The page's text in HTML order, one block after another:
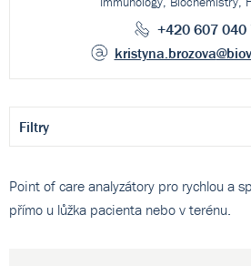
+420 607 040
kristyna.brozova
Filtry
Point of care analyzátory pro rychlou a
přímo u lůžka pacienta nebo v terénu.